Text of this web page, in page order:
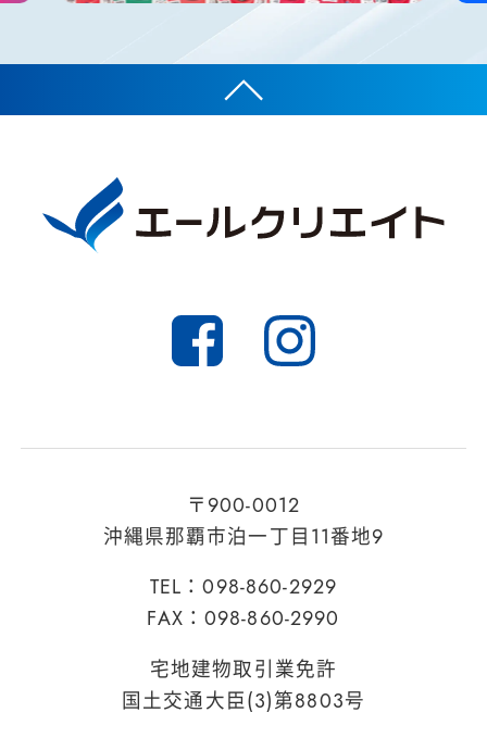
〒900-0012
沖縄県那覇市泊一丁目11番地9
TEL：098-860-2929
FAX：098-860-2990
宅地建物取引業免許
国土交通大臣(3)第8803号